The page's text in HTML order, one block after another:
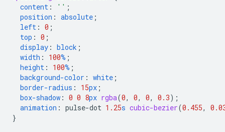
content : '' ;
position : absolute ;
left : 0 ;
top : 0 ;
display : block ;
width : 100% ;
height : 100% ;
background-color : white ;
border-radius : 15px ;
box-shadow : 0 0 8px rgba(0, 0, 0, 0.3);
animation : pulse-dot 1.25s cubic-bezier(0.455,
}